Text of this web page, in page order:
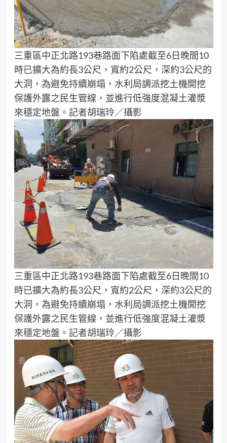
三重區中正北路193巷路面下陷處截至6日晚間10
時已擴大為約長3公尺，寬約2公尺，深約3公尺的
大洞，為避免持續崩塌，水利局調派挖土機開挖
保護外露之民生管線，並進行低強度混凝土灌漿
來穩定地盤。記者胡瑞玲／攝影
三重區中正北路193巷路面下陷處截至6日晚間10
時已擴大為約長3公尺，寬約2公尺，深約3公尺的
大洞，為避免持續崩塌，水利局調派挖土機開挖
保護外露之民生管線，並進行低強度混凝土灌漿
來穩定地盤。記者胡瑞玲／攝影